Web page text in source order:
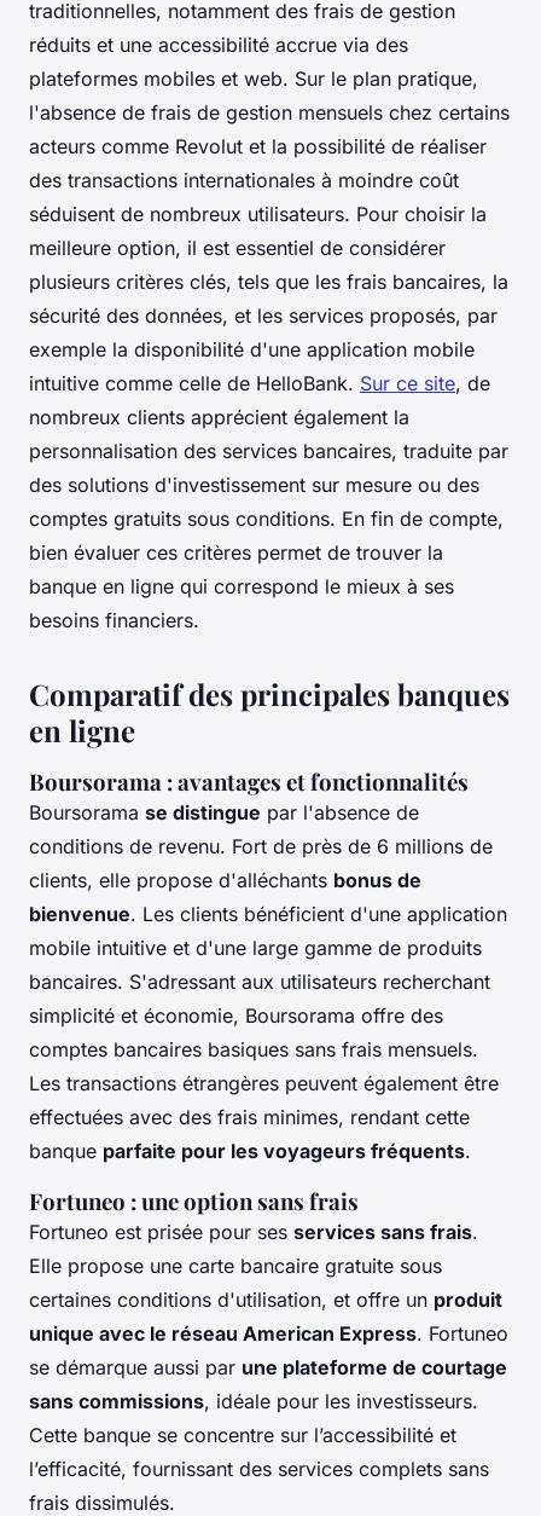
traditionnelles, notamment des frais de gestion
réduits et une accessibilité accrue via des
plateformes mobiles et web. Sur le plan pratique,
l'absence de frais de gestion mensuels chez certains
acteurs comme Revolut et la possibilité de réaliser
des transactions internationales à moindre coût
séduisent de nombreux utilisateurs. Pour choisir la
meilleure option, il est essentiel de considérer
plusieurs critères clés, tels que les frais bancaires, la
sécurité des données, et les services proposés, par
exemple la disponibilité d'une application mobile
intuitive comme celle de HelloBank. Sur ce site, de
nombreux clients apprécient également la
personnalisation des services bancaires, traduite par
des solutions d'investissement sur mesure ou des
comptes gratuits sous conditions. En fin de compte,
bien évaluer ces critères permet de trouver la
banque en ligne qui correspond le mieux à ses
besoins financiers.
Comparatif des principales banques
en ligne
Boursorama : avantages et fonctionnalités
Boursorama se distingue par l'absence de
conditions de revenu. Fort de près de 6 millions de
clients, elle propose d'alléchants bonus de
bienvenue. Les clients bénéficient d'une application
mobile intuitive et d'une large gamme de produits
bancaires. S'adressant aux utilisateurs recherchant
simplicité et économie, Boursorama offre des
comptes bancaires basiques sans frais mensuels.
Les transactions étrangères peuvent également être
effectuées avec des frais minimes, rendant cette
banque parfaite pour les voyageurs fréquents.
Fortuneo : une option sans frais
Fortuneo est prisée pour ses services sans frais.
Elle propose une carte bancaire gratuite sous
certaines conditions d'utilisation, et offre un produit
unique avec le réseau American Express. Fortuneo
se démarque aussi par une plateforme de courtage
sans commissions, idéale pour les investisseurs.
Cette banque se concentre sur l’accessibilité et
l’efficacité, fournissant des services complets sans
frais dissimulés.